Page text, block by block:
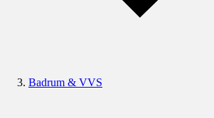
Badrum & VVS